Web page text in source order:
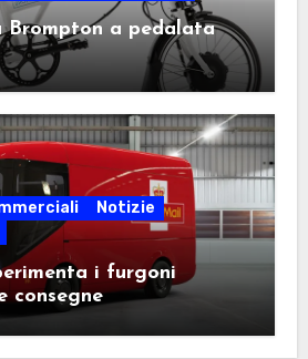
Brompton a pedalata
Notizie
i furgoni
consegne